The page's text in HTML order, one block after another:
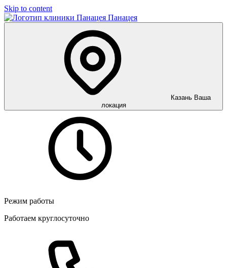
Skip to content
Панацея
Казань Ваша
локация
Режим работы
Работаем круглосуточно